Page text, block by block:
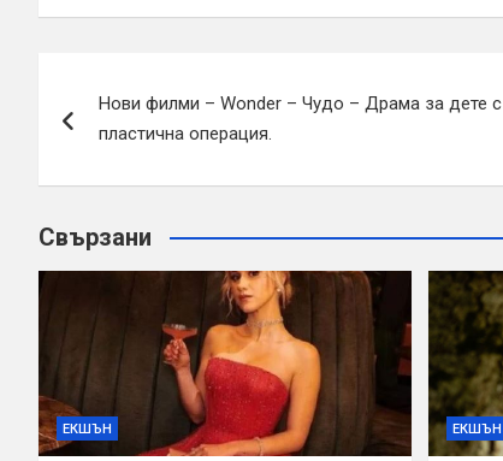
Нови филми – Wonder – Чудо – Драма за дете с
пластична операция.
Свързани
ЕКШЪН ЕКШЪН